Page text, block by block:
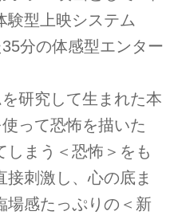
験型上映システム
分の体感型エンター
研究して生まれた本
って恐怖を描いた
しまう＜恐怖＞をも
刺激し、心の底ま
場感たっぷりの＜新